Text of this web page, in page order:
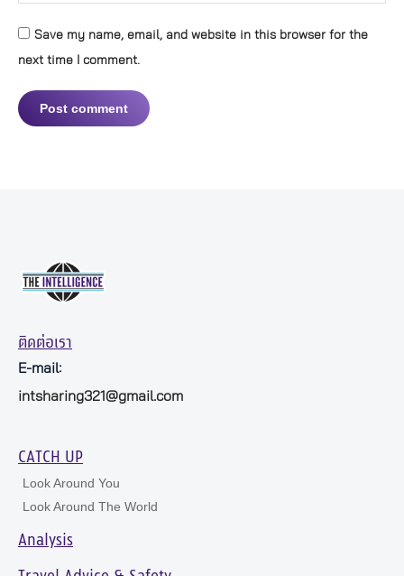
Save my name, email, and website in this browser for the
next time I comment.
Post comment
ติดต่อเรา
E-mail:
intsharing321@gmail.com
CATCH UP
Look Around You
Look Around The World
Analysis